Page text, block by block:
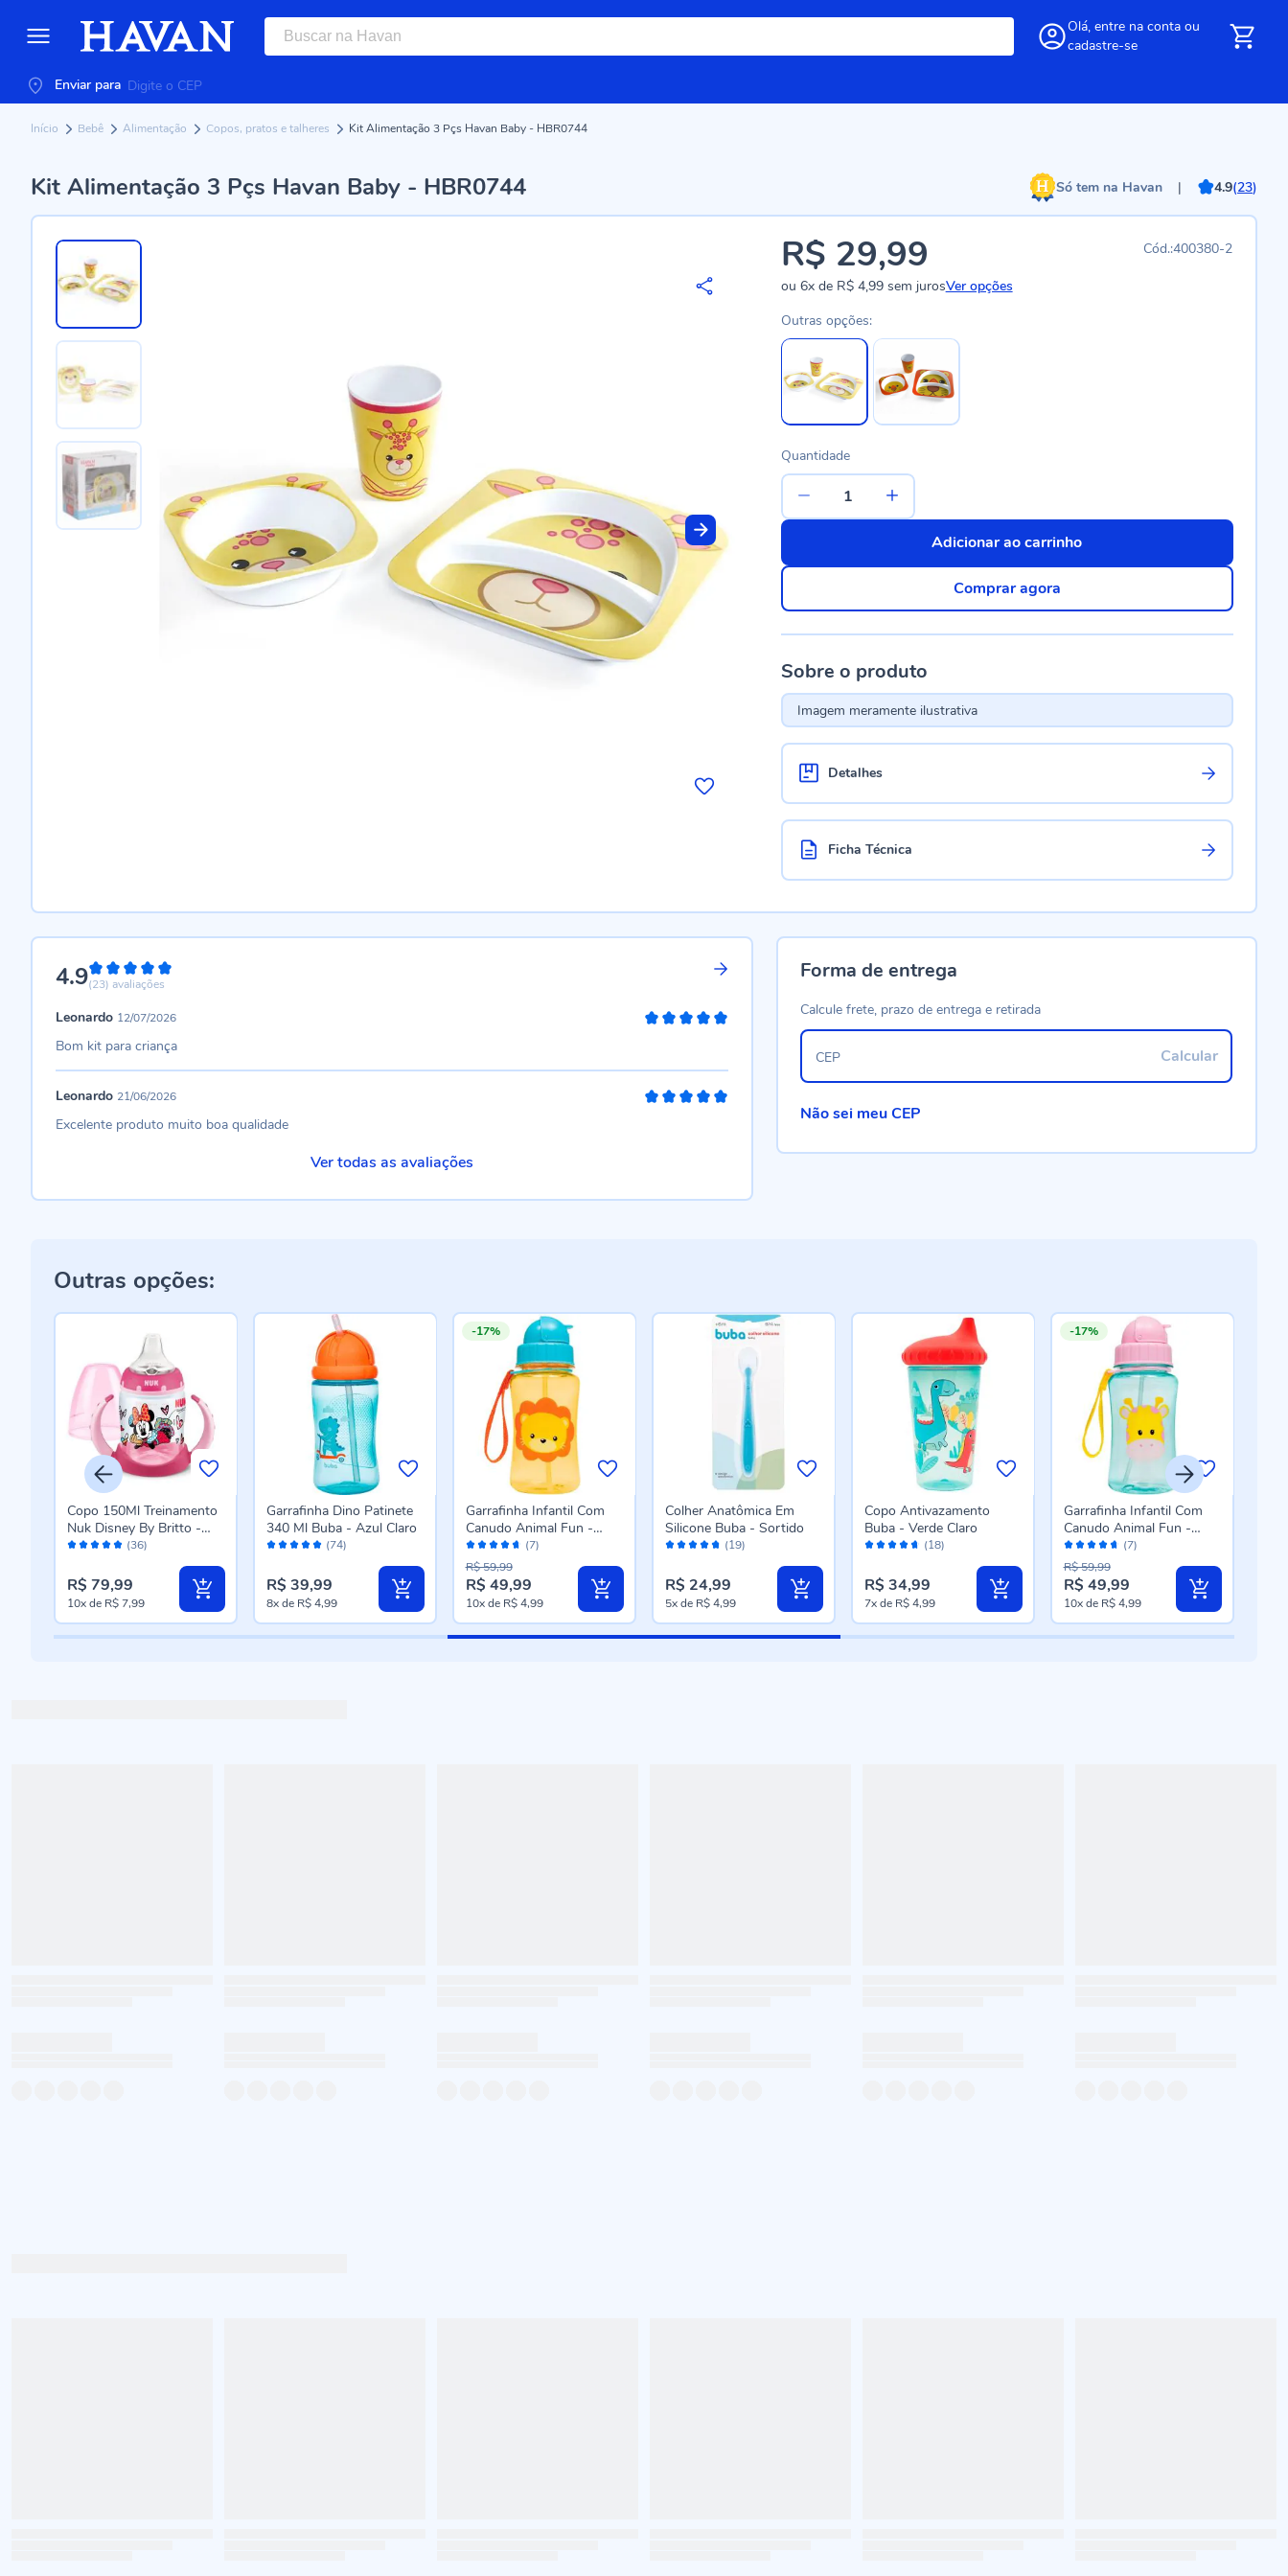
Olá, entre na conta ou
cadastre-se
Enviar para
Início Bebê Alimentação Copos, pratos e talheres Kit Alimentação 3 Pçs Havan Baby - HBR0744
Kit Alimentação 3 Pçs Havan Baby - HBR0744 Só tem na Havan | 4.9(23)
400380-2
R$ 29,99
ou 6xde R$ 4,99sem jurosVer opções
Outras opções:
Quantidade
Adicionar ao carrinho
Comprar agora
Sobre o produto
Imagem meramente ilustrativa
Detalhes
Ficha Técnica
4.998%
(23) avaliações
Leonardo 12/07/2026
Bom kit para criança
Leonardo 21/06/2026
Excelente produto muito boa qualidade
Ver todas as avaliações
Forma de entrega
Calcule frete, prazo de entrega e retirada
Calcular
CEP
Não sei meu CEP
Outras opções:
Avaliação: (36)
Copo 150Ml Treinamento
Nuk Disney By Britto -
Rosa
R$ 79,99
10xde R$ 7,99
Avaliação: (74)
Garrafinha Dino Patinete
340 Ml Buba - Azul Claro
R$ 39,99
8xde R$ 4,99
-17%
Avaliação:
92%
(7)
Garrafinha Infantil Com
Canudo Animal Fun -
Leão
Preço
especial
R$ 49,99
R$ 59,99
10xde R$ 4,99
Avaliação: (19)
Colher Anatômica Em
Silicone Buba - Sortido
R$ 24,99
5xde R$ 4,99
Avaliação: (18)
Copo Antivazamento
Buba - Verde Claro
R$ 34,99
7xde R$ 4,99
-17%
Avaliação:
92%
(7)
Garrafinha Infantil Com
Canudo Animal Fun -
Girafa
Preço
especial
R$ 49,99
R$ 59,99
10xde R$ 4,99